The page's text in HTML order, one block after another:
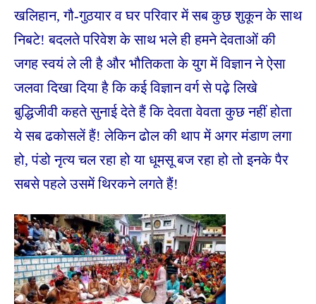
खलिहान, गौ-गुठयार व घर परिवार में सब कुछ शुकून के साथ
निबटे! बदलते परिवेश के साथ भले ही हमने देवताओं की
जगह स्वयं ले ली है और भौतिकता के युग में विज्ञान ने ऐसा
जलवा दिखा दिया है कि कई विज्ञान वर्ग से पढ़े लिखे
बुद्धिजीवी कहते सुनाई देते हैं कि देवता वेवता कुछ नहीं होता
ये सब ढकोसलें हैं! लेकिन ढोल की थाप में अगर मंडाण लगा
हो, पंडो नृत्य चल रहा हो या धूमसू बज रहा हो तो इनके पैर
सबसे पहले उसमें थिरकने लगते हैं!